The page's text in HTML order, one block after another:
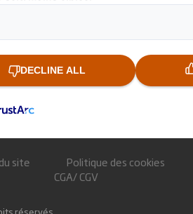
site
Politique des cookies
CGA/ CGV
réservés